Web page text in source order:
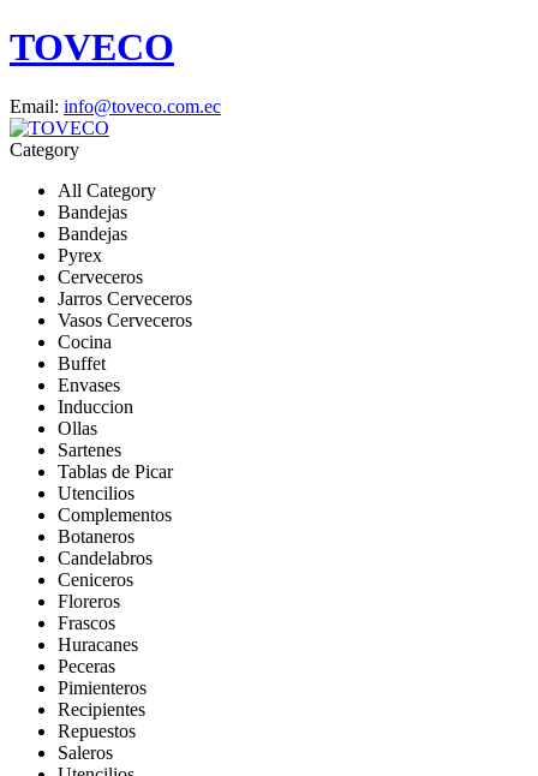
TOVECO
Email: info@toveco.com.ec
Category
All Category
Bandejas
Bandejas
Pyrex
Cerveceros
Jarros Cerveceros
Vasos Cerveceros
Cocina
Buffet
Envases
Induccion
Ollas
Sartenes
Tablas de Picar
Utencilios
Complementos
Botaneros
Candelabros
Ceniceros
Floreros
Frascos
Huracanes
Peceras
Pimienteros
Recipientes
Repuestos
Saleros